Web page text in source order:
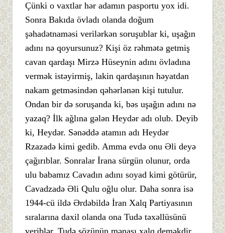
Çünki o vaxtlar hər adamın pasportu yox idi.
Sonra Bakıda övladı olanda doğum
şəhadətnaməsi verilərkən soruşublar ki, uşağın
adını nə qoyursunuz? Kişi öz rəhmətə getmiş
cavan qardaşı Mirzə Hüseynin adını övladına
vermək istəyirmiş, lakin qardaşının həyatdan
nakam getməsindən qəhərlənən kişi tutulur.
Ondan bir də soruşanda ki, bəs uşağın adını nə
yazaq? İlk ağlına gələn Heydər adı olub. Deyib
ki, Heydər. Sənəddə atamın adı Heydər
Rzazadə kimi gedib. Amma evdə onu Əli deyə
çağırıblar. Sonralar İrana sürgün olunur, orda
ulu babamız Cavadın adını soyad kimi götürür,
Cavadzadə Əli Qulu oğlu olur. Daha sonra isə
1944-cü ildə Ərdəbildə İran Xalq Partiyasının
sıralarına daxil olanda ona Tudə təxəllüsünü